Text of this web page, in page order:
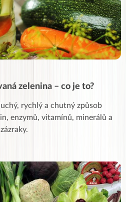
zelenina – co je to?
rychlý a chutný způsob
enzymů, vitamínů, minerálů a